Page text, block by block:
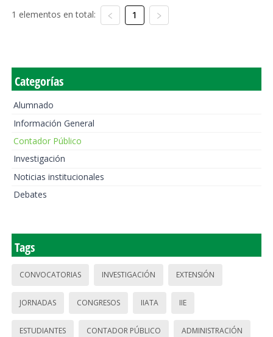
1 elementos en total: 1
Categorías
Alumnado
Información General
Contador Público
Investigación
Noticias institucionales
Debates
Tags
CONVOCATORIAS INVESTIGACIÓN EXTENSIÓN
JORNADAS CONGRESOS IIATA IIE
ESTUDIANTES CONTADOR PÚBLICO ADMINISTRACIÓN